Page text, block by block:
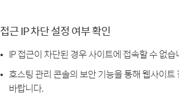
접근 IP 차단 설정 여부 확인
IP 접근이 차단된 경우 사이트에 접속할 수 없습
호스팅 관리 콘솔의 보안 기능을 통해 웹사이
바랍니다.